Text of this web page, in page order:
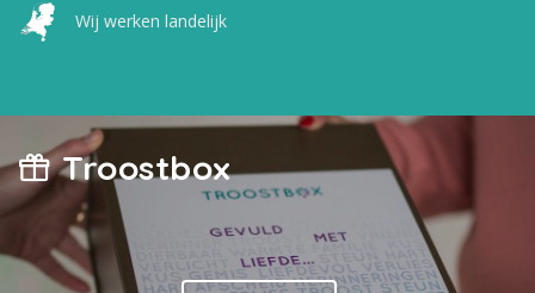
Wij werken landelijk
Troostbox